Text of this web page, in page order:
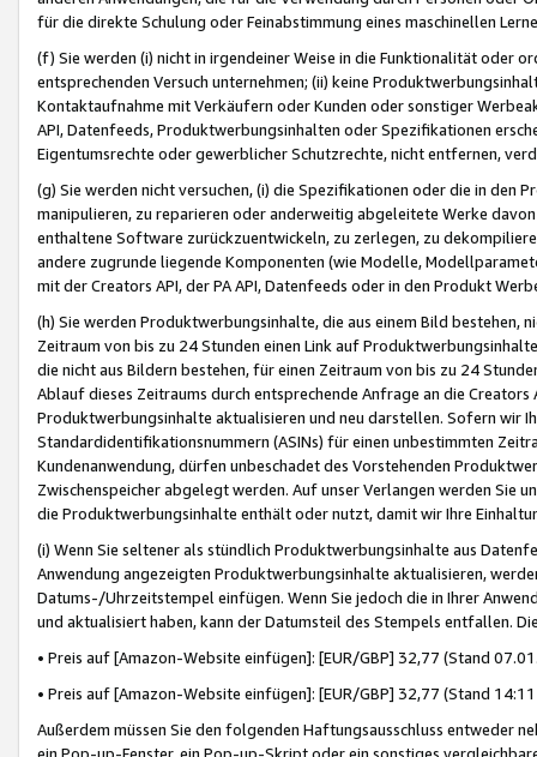
für die direkte Schulung oder Feinabstimmung eines maschinellen
(f) Sie werden (i) nicht in irgendeiner Weise in die Funktionalität oder
entsprechenden Versuch unternehmen; (ii) keine
Kontaktaufnahme mit Verkäufern oder Kunden oder sonstiger
API, Datenfeeds, Produktwerbungsinhalten oder Spezifikationen
Eigentumsrechte oder gewerblicher Schutzrechte, nicht entfernen,
(g) Sie werden nicht versuchen, (i) die Spezifikationen oder die in
manipulieren, zu reparieren oder anderweitig abgeleitete Werke
enthaltene Software zurückzuentwickeln, zu zerlegen, zu
andere zugrunde liegende Komponenten (wie Modelle,
mit der Creators API, der PA API, Datenfeeds oder in den Produkt
(h) Sie werden Produktwerbungsinhalte, die aus einem Bild bestehen,
Zeitraum von bis zu 24 Stunden einen Link auf
die nicht aus Bildern bestehen, für einen Zeitraum von bis zu 24
Ablauf dieses Zeitraums durch entsprechende Anfrage an die
Produktwerbungsinhalte aktualisieren und neu darstellen. Sofern wir
Standardidentifikationsnummern (ASINs) für einen unbestimmten
Kundenanwendung, dürfen unbeschadet des Vorstehenden
Zwischenspeicher abgelegt werden. Auf unser Verlangen werden Sie
die Produktwerbungsinhalte enthält oder nutzt, damit wir Ihre
(i) Wenn Sie seltener als stündlich Produktwerbungsinhalte aus
Anwendung angezeigten Produktwerbungsinhalte aktualisieren,
Datums-/Uhrzeitstempel einfügen. Wenn Sie jedoch die in Ihrer
und aktualisiert haben, kann der Datumsteil des Stempels entfallen.
• Preis auf [Amazon-Website einfügen]: [EUR/GBP] 32,77 (Stand
• Preis auf [Amazon-Website einfügen]: [EUR/GBP] 32,77 (Stand
Außerdem müssen Sie den folgenden Haftungsausschluss entweder
ein Pop-up-Fenster, ein Pop-up-Skript oder ein sonstiges